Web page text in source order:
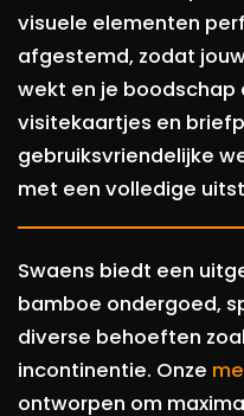
visuele elementen
afgestemd, zodat
wekt en je boodschap
visitekaartjes en
gebruiksvriendelijke
met een volledige
Swaens biedt een
bamboe ondergoed,
diverse behoeften
incontinentie. Onze
ontworpen om